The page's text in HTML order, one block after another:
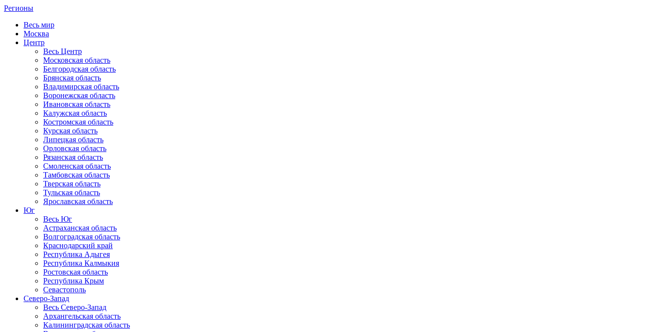
Регионы
Весь мир
Москва
Центр
Весь Центр
Московская область
Белгородская область
Брянская область
Владимирская область
Воронежская область
Ивановская область
Калужская область
Костромская область
Курская область
Липецкая область
Орловская область
Рязанская область
Смоленская область
Тамбовская область
Тверская область
Тульская область
Ярославская область
Юг
Весь Юг
Астраханская область
Волгоградская область
Краснодарский край
Республика Адыгея
Республика Калмыкия
Ростовская область
Республика Крым
Севастополь
Северо-Запад
Весь Северо-Запад
Архангельская область
Калининградская область